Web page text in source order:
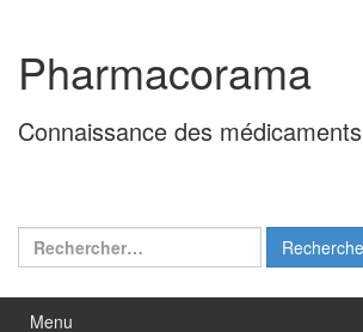
contenu
menu
principal
Pharmacorama
Connaissance des médicaments
Rechercher :
Menu